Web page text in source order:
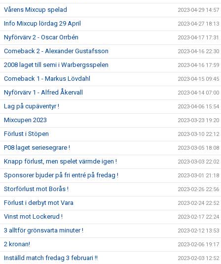
Vårens Mixcup spelad 2023-04-29 14:57
Info Mixcup lördag 29 April 2023-04-27 18:13
Nyförvärv 2 - Oscar Orrbén 2023-04-17 17:31
Comeback 2 - Alexander Gustafsson 2023-04-16 22:30
2008 laget till semi i Warbergsspelen 2023-04-16 17:59
Comeback 1 - Markus Lövdahl 2023-04-15 09:45
Nyförvärv 1 - Alfred Åkervall 2023-04-14 07:00
Lag på cupäventyr ! 2023-04-06 15:54
Mixcupen 2023 2023-03-23 19:20
Förlust i Stöpen 2023-03-10 22:12
P08 laget seriesegrare ! 2023-03-05 18:08
Knapp förlust, men spelet värmde igen ! 2023-03-03 22:02
Sponsorer bjuder på fri entré på fredag ! 2023-03-01 21:18
Storförlust mot Borås ! 2023-02-26 22:56
Förlust i derbyt mot Vara 2023-02-24 22:52
Vinst mot Lockerud ! 2023-02-17 22:24
3 alltför grönsvarta minuter ! 2023-02-12 13:53
2 kronan! 2023-02-06 19:17
Inställd match fredag 3 februari !! 2023-02-03 12:52